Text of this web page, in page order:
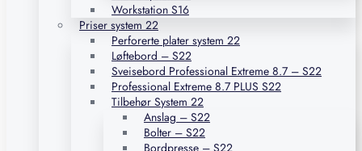
Workstation S16
Priser system 22
Perforerte plater system 22
Løftebord – S22
Sveisebord Professional Extreme 8.7 – S22
Professional Extreme 8.7 PLUS S22
Tilbehør System 22
Anslag – S22
Bolter – S22
Bordpresse – S22